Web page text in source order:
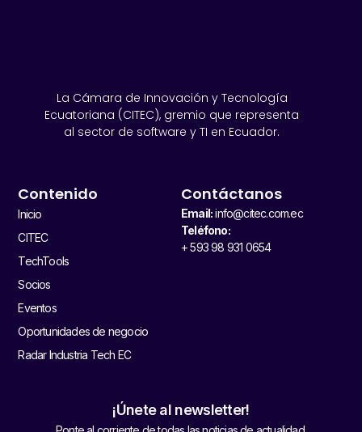
La Cámara de Innovación y Tecnología
Ecuatoriana (CITEC), gremio que representa
al sector de software y TI en Ecuador.
Contenido
Inicio
CITEC
TechTools
Socios
Eventos
Oportunidades de negocio
Radar Industria Tech EC
Contáctanos
Email:info@citec.com.ec
Teléfono:
+ 593 98 931 0654
¡Únete al newsletter!